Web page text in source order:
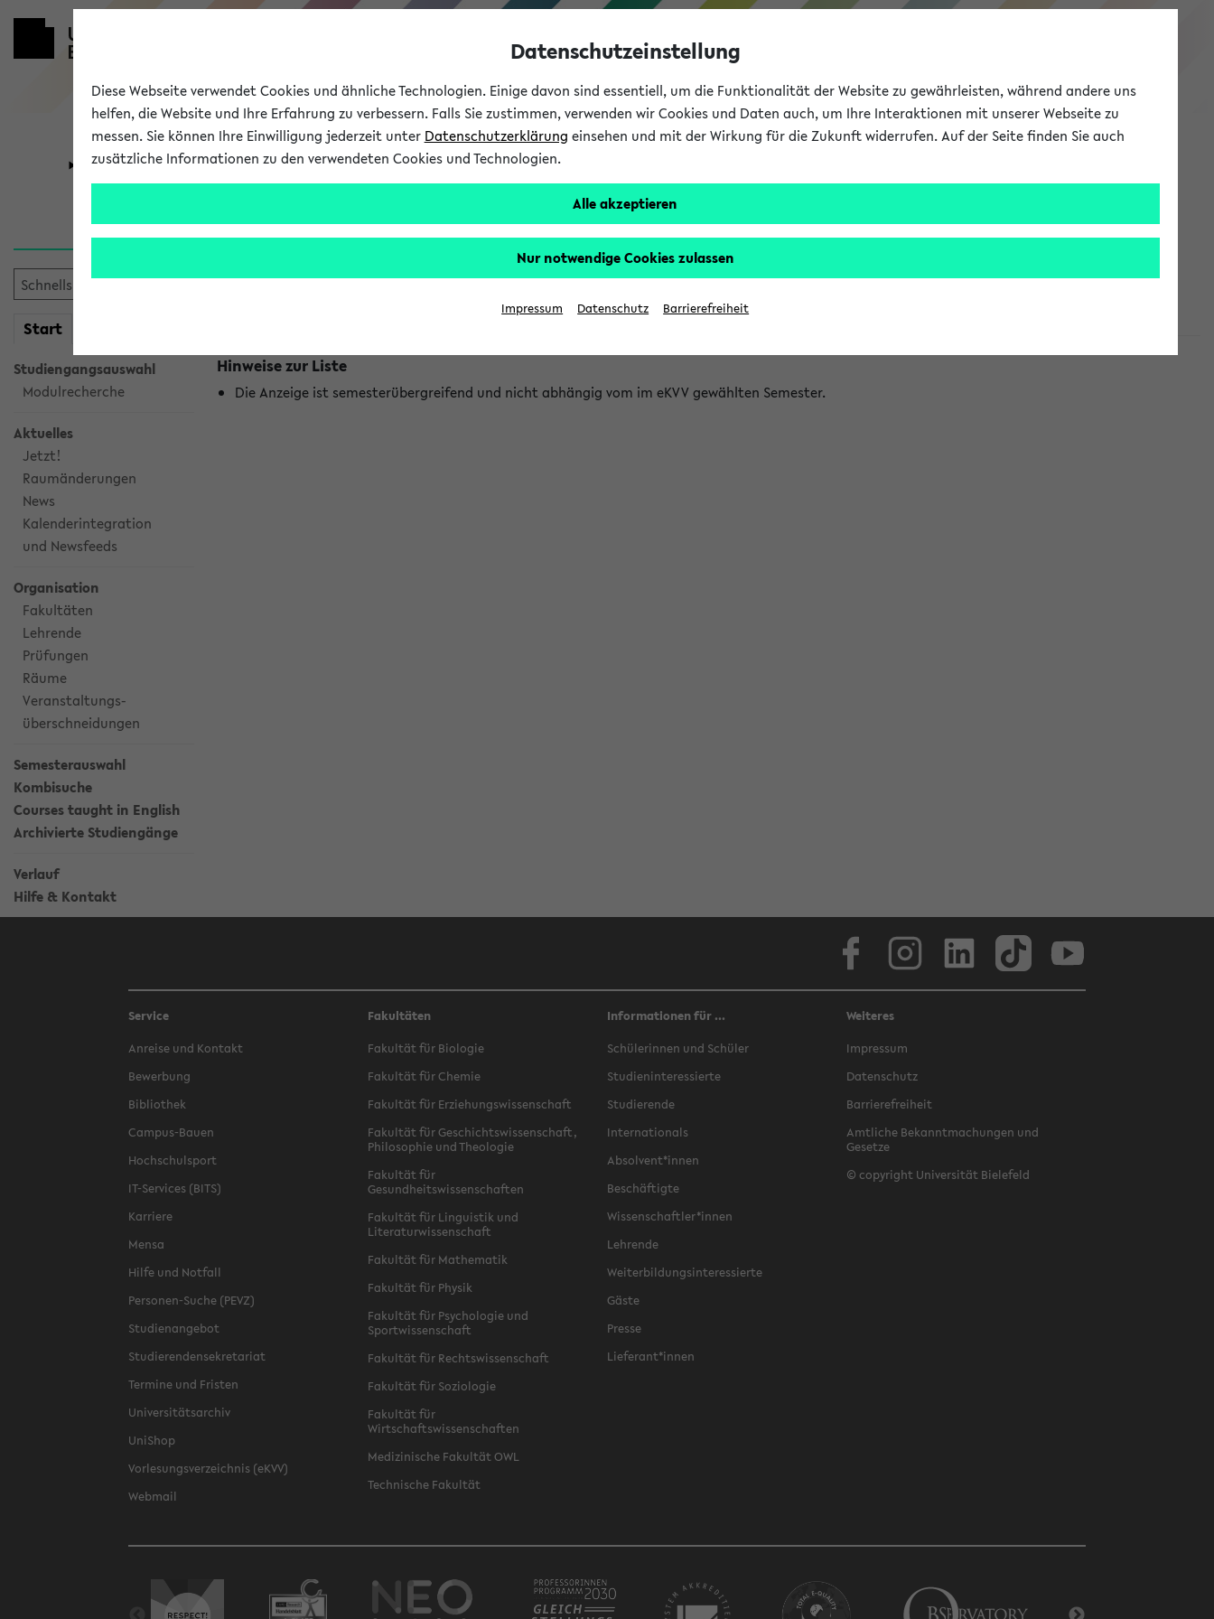
eKVV
Universität Forschung Studium
Start
Studiengangsauswahl
Modulrecherche
Aktuelles
Jetzt!
Raumänderungen
News
Kalenderintegration
und Newsfeeds
Organisation
Fakultäten
Lehrende
Prüfungen
Räume
Veranstaltungs-
überschneidungen
Semesterauswahl
Kombisuche
Courses taught in English
Archivierte Studiengänge
Verlauf
Hilfe & Kontakt
Jetzt und in Kürze stattfindende Veranstaltungen
Hinweise zur Liste
Die Anzeige ist semesterübergreifend und nicht abhängig vom im eKVV gewählten Semester.
Service
Anreise und Kontakt
Bewerbung
Bibliothek
Campus-Bauen
Hochschulsport
IT-Services (BITS)
Karriere
Mensa
Hilfe und Notfall
Personen-Suche (PEVZ)
Studienangebot
Studierendensekretariat
Termine und Fristen
Universitätsarchiv
UniShop
Vorlesungsverzeichnis (eKVV)
Webmail
Fakultäten
Fakultät für Biologie
Fakultät für Chemie
Fakultät für Erziehungswissenschaft
Fakultät für Geschichtswissenschaft,
Philosophie und Theologie
Fakultät für
Gesundheitswissenschaften
Fakultät für Linguistik und
Literaturwissenschaft
Fakultät für Mathematik
Fakultät für Physik
Fakultät für Psychologie und
Sportwissenschaft
Fakultät für Rechtswissenschaft
Fakultät für Soziologie
Fakultät für
Wirtschaftswissenschaften
Medizinische Fakultät OWL
Technische Fakultät
Informationen für ...
Schülerinnen und Schüler
Studieninteressierte
Studierende
Internationals
Absolvent*innen
Beschäftigte
Wissenschaftler*innen
Lehrende
Weiterbildungsinteressierte
Gäste
Presse
Lieferant*innen
Weiteres
Impressum
Datenschutz
Barrierefreiheit
Amtliche Bekanntmachungen und
Gesetze
© copyright Universität Bielefeld
Datenschutzeinstellung
Diese Webseite verwendet Cookies und ähnliche Technologien. Einige davon sind essentiell, um die Funktionalität der Website zu gewährleisten, während andere uns
helfen, die Website und Ihre Erfahrung zu verbessern. Falls Sie zustimmen, verwenden wir Cookies und Daten auch, um Ihre Interaktionen mit unserer Webseite zu
messen. Sie können Ihre Einwilligung jederzeit unter Datenschutzerklärung einsehen und mit der Wirkung für die Zukunft widerrufen. Auf der Seite finden Sie auch
zusätzliche Informationen zu den verwendeten Cookies und Technologien.
Alle akzeptieren
Nur notwendige Cookies zulassen
Impressum Datenschutz Barrierefreiheit